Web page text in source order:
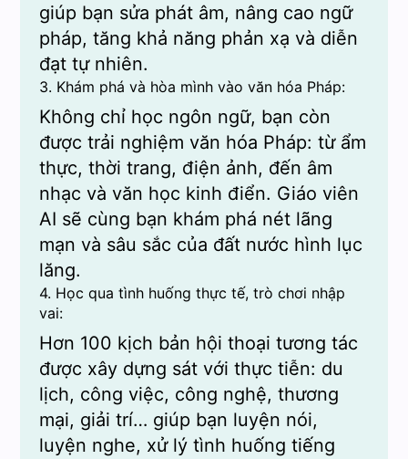
giúp bạn sửa phát âm, nâng cao ngữ
pháp, tăng khả năng phản xạ và diễn
đạt tự nhiên.
3. Khám phá và hòa mình vào văn hóa Pháp:
Không chỉ học ngôn ngữ, bạn còn
được trải nghiệm văn hóa Pháp: từ ẩm
thực, thời trang, điện ảnh, đến âm
nhạc và văn học kinh điển. Giáo viên
AI sẽ cùng bạn khám phá nét lãng
mạn và sâu sắc của đất nước hình lục
lăng.
4. Học qua tình huống thực tế, trò chơi nhập
vai:
Hơn 100 kịch bản hội thoại tương tác
được xây dựng sát với thực tiễn: du
lịch, công việc, công nghệ, thương
mại, giải trí… giúp bạn luyện nói,
luyện nghe, xử lý tình huống tiếng